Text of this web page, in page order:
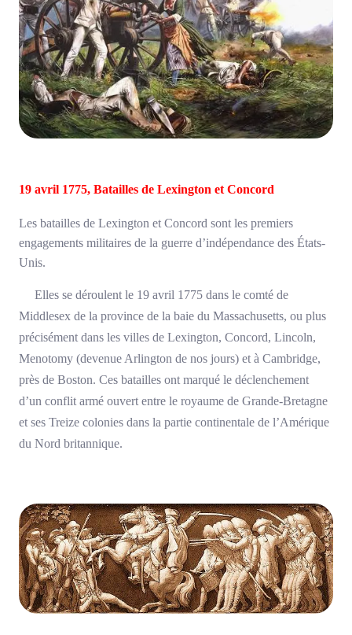
19 avril 1775, Batailles de Lexington et Concord
Les batailles de Lexington et Concord sont les premiers
engagements militaires de la guerre d’indépendance des États-
Unis.
Elles se déroulent le 19 avril 1775 dans le comté de
Middlesex de la province de la baie du Massachusetts, ou plus
précisément dans les villes de Lexington, Concord, Lincoln,
Menotomy (devenue Arlington de nos jours) et à Cambridge,
près de Boston. Ces batailles ont marqué le déclenchement
d’un conflit armé ouvert entre le royaume de Grande-Bretagne
et ses Treize colonies dans la partie continentale de l’Amérique
du Nord britannique.